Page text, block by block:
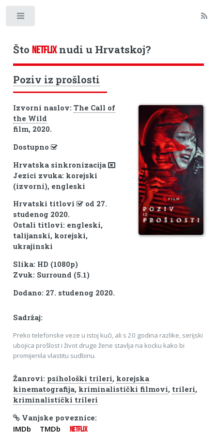
Što NETFLIXnudi u Hrvatskoj?
Poziv iz prošlosti
Izvorni naslov: The Call of
the Wild
film, 2020.
Dostupno
Hrvatska sinkronizacija
Jezici zvuka: korejski
(izvorni), engleski
Hrvatski titlovi
od 27.
studenog 2020.
Ostali titlovi: engleski,
talijanski, korejski,
ukrajinski
Slika: HD (1080p)
Zvuk: Surround (5.1)
Dodano: 27. studenog 2020.
Sadržaj:
Preko telefonske veze u istoj kući, ali s 20 godina razlike, serijski
ubojica prošlost i život druge žene stavlja na kocku kako bi
promijenila vlastitu sudbinu.
Žanrovi: psihološki trileri, korejska
kinematografija, kriminalistički filmovi, trileri,
kriminalistički trileri
Vanjske poveznice:
IMDb TMDb NETFLIX